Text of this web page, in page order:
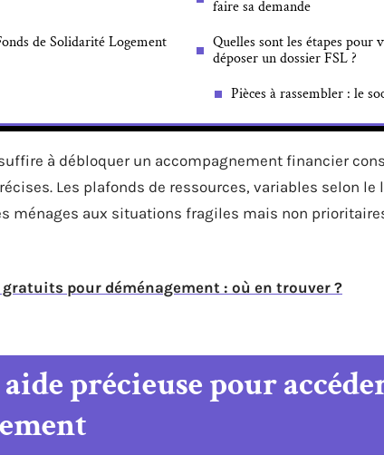
de Solidarité Logement
faire sa demande
Quelles sont les étapes pour
déposer un dossier FSL ?
Pièces à rassembler : le
à débloquer un accompagnement financier
Les plafonds de ressources, variables selon le
ménages aux situations fragiles mais non
pour déménagement : où en trouver ?
aide précieuse pour